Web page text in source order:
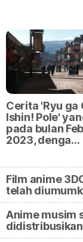
Cerita 'Ryu ga
Ishin! Pole'
pada bulan
2023, denga…
Film anime
telah
Anime musim